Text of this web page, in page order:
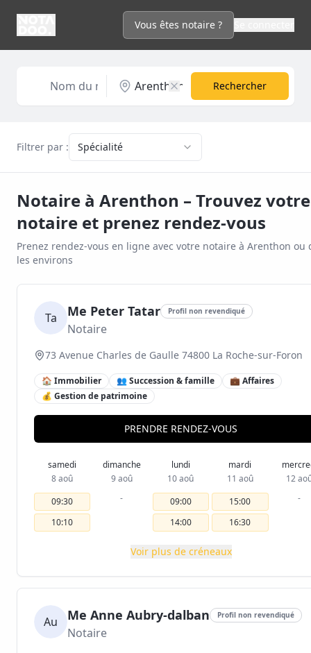
Vous êtes notaire ?
Rechercher
Filtrer par : Spécialité
Notaire à Arenthon – Trouvez votre
notaire et prenez rendez-vous
Prenez rendez-vous en ligne avec votre notaire à Arenthon ou
les environs
Ta Me Peter Tatar Profil non revendiqué
Notaire
73 Avenue Charles de Gaulle 74800 La Roche-sur-Foron
🏠 Immobilier 👥 Succession & famille
💼 Affaires
💰 Gestion de patrimoine
PRENDRE RENDEZ-VOUS
samedi
8 aoû
09:30
10:10
dimanche
9 aoû
-
lundi
10 aoû
09:00
14:00
mardi
11 aoû
15:00
16:30
12
-
Voir plus de créneaux
Au Me Anne Aubry-dalban Profil non revendiqué
Notaire